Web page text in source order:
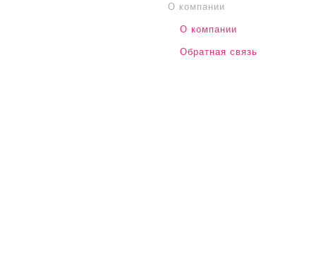
О компании
О компании
Обратная связь